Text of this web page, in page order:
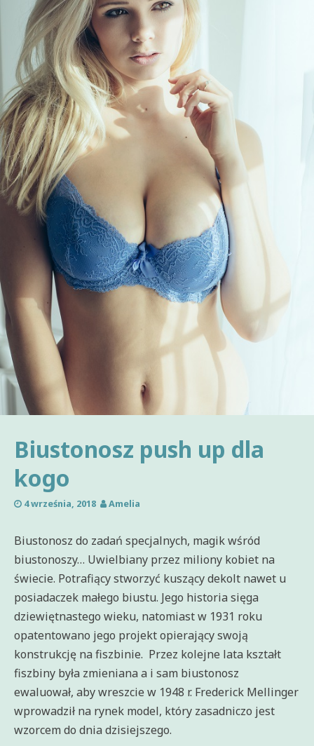
Biustonosz push up dla
kogo
4 września, 2018 Amelia
Biustonosz do zadań specjalnych, magik wśród
biustonoszy… Uwielbiany przez miliony kobiet na
świecie. Potrafiący stworzyć kuszący dekolt nawet u
posiadaczek małego biustu. Jego historia sięga
dziewiętnastego wieku, natomiast w 1931 roku
opatentowano jego projekt opierający swoją
konstrukcję na fiszbinie. Przez kolejne lata kształt
fiszbiny była zmieniana a i sam biustonosz
ewaluował, aby wreszcie w 1948 r. Frederick Mellinger
wprowadził na rynek model, który zasadniczo jest
wzorcem do dnia dzisiejszego.